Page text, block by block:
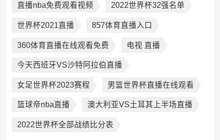
直播nba免费观看视频 2022世界杯32强名单
世界杯2021直播 857体育直播入口
360体育直播在线观看免费 电视 直播
今天西班牙VS沙特阿拉伯直播
女足世界杯2023赛程 男篮世界杯直播在线观看
篮球帝nba直播 澳大利亚VS土耳其上半场直播
2022世界杯全部战绩比分表